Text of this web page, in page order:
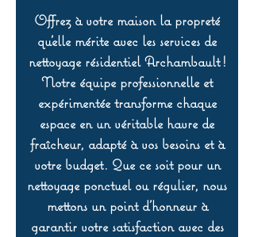
Offrez à votre maison la propreté
qu’elle mérite avec les services de
nettoyage résidentiel Archambault !
Notre équipe professionnelle et
expérimentée transforme chaque
espace en un véritable havre de
fraîcheur, adapté à vos besoins et à
votre budget. Que ce soit pour un
nettoyage ponctuel ou régulier, nous
mettons un point d’honneur à
garantir votre satisfaction avec des